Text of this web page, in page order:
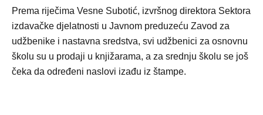
Prema riječima Vesne Subotić, izvršnog direktora Sektora
izdavačke djelatnosti u Javnom preduzeću Zavod za
udžbenike i nastavna sredstva, svi udžbenici za osnovnu
školu su u prodaji u knjižarama, a za srednju školu se još
čeka da određeni naslovi izađu iz štampe.